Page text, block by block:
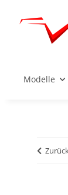
Modelle